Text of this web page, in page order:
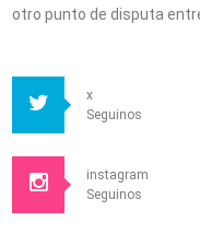
otro punto de disputa
x
Seguinos
instagram
Seguinos